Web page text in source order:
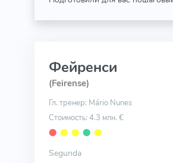
Фейренси
(Feirense)
Гл. тренер: Mário Nunes
Стоимость: 4.3 млн. €
⬤ ⬤ ⬤ ⬤ ⬤
Segunda